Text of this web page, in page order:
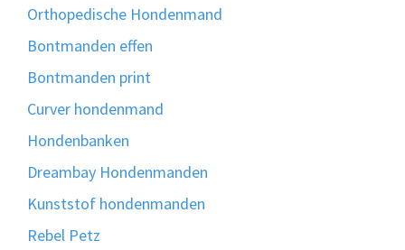
Orthopedische Hondenmand
Bontmanden effen
Bontmanden print
Curver hondenmand
Hondenbanken
Dreambay Hondenmanden
Kunststof hondenmanden
Rebel Petz